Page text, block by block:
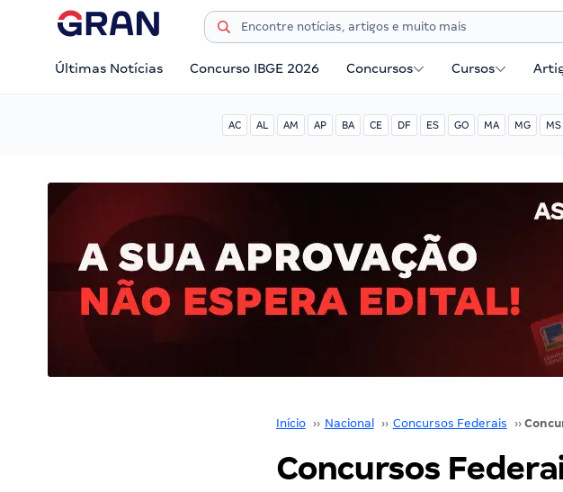
Últimas Notícias Concurso IBGE 2026 Concursos Cursos
AC AL AM AP BA CE DF ES GO MA MG MS
Início ›› Nacional ›› Concursos Federais ››
Concursos